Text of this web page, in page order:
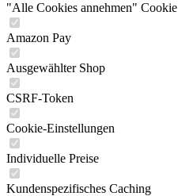
"Alle Cookies annehmen" Cookie
Amazon Pay
Ausgewählter Shop
CSRF-Token
Cookie-Einstellungen
Individuelle Preise
Kundenspezifisches Caching